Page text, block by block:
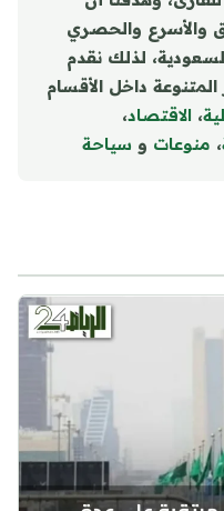
والأسرع والحصري
لذلك نقدم
داخل الأقسام
، الاقتصاد،
، منوعات و سياحة